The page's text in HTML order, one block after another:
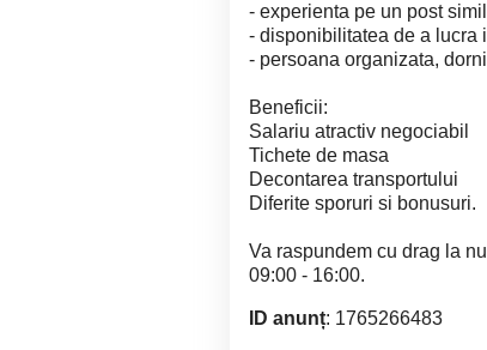
- experienta pe un post
- disponibilitatea de a lucra
- persoana organizata,
Beneficii:
Salariu atractiv negociabil
Tichete de masa
Decontarea transportului
Diferite sporuri si bonusuri.
Va raspundem cu drag la
09:00 - 16:00.
ID anunț: 1765266483